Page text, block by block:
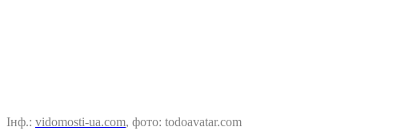
Інф.: vidomosti-ua.com, фото: todoavatar.com